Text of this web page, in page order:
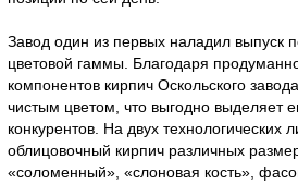
Завод один из первых наладил выпуск
цветовой гаммы. Благодаря
компонентов кирпич Оскольского
чистым цветом, что выгодно выделяет
конкурентов. На двух технологических
облицовочный кирпич различных
«соломенный», «слоновая кость»,